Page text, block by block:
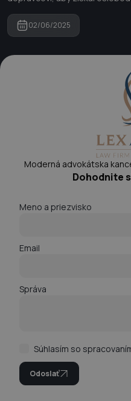
02/06/2025
Moderná advokátska
Dohodnite
Meno a priezvisko
Email
Správa
Súhlasím so
Odoslať